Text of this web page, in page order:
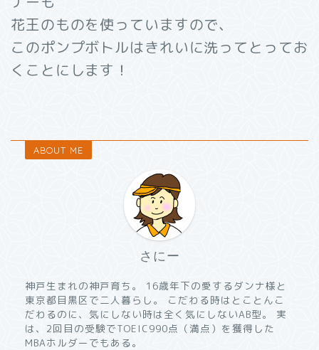
花王のものを使っていますので、
このポンプボトルはきれいに洗ってとってお
くことにします！
ABOUT ME
さにー
神戸生まれの神戸育ち。 16歳年下の愛するダンナ様と
東京都目黒区で二人暮らし。 こだわる時はとことんこ
だわるのに、気にしない時は全く気にしないAB型。 実
は、2回目の受験でTOEIC990点（満点）を獲得した
MBAホルダーでもある。